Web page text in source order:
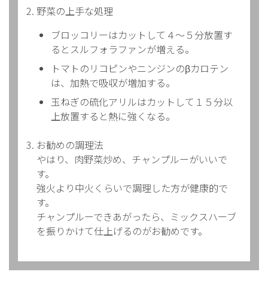
野菜の上手な処理
ブロッコリーはカットして４～５分放置す
るとスルフォラファンが増える。
トマトのリコピンやニンジンのβカロテン
は、加熱で吸収が増加する。
玉ねぎの硫化アリルはカットして１５分以
上放置すると熱に強くなる。
お勧めの調理法
やはり、肉野菜炒め、チャンプルーがいいで
す。
強火より中火くらいで調理した方が健康的で
す。
チャンプルーできあがったら、ミックスハーブ
を振りかけて仕上げるのがお勧めです。